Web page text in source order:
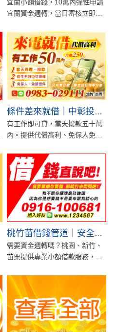
宜蘭小額借錢，10萬內彈性申請
宜蘭資金週轉，當日審核立即撥
第一借錢網宜蘭...
條件差來就借｜中彰投有工作50萬內快速借錢推薦
有工作即可貸，當天撥款五十萬
內。提供代償高利、免保人免留
案，專人亦霏為您...
桃竹苗借錢管道｜安全合法小額借款
需要資金週轉嗎？桃園、新竹、
苗栗提供專業小額借款服務，免
速簡單，最快當日...